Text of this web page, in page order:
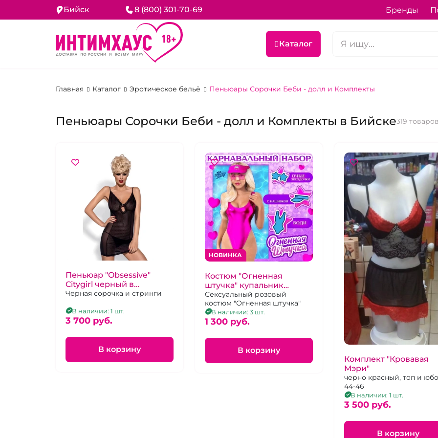
Бийск 8 (800) 301-70-69 Бренды
Каталог
Главная Каталог Эротическое бельё Пеньюары Сорочки Беби - долл и Комплекты
Пеньюары Сорочки Беби - долл и Комплекты в Бийске319
Пеньюар "Obsessive"
Citygirl черный в
вертикальную полоску
Черная сорочка и стринги
В наличии: 1 шт.
3 700 pуб.
В корзину
НОВИНКА
Костюм "Огненная
штучка" купальник
розовый металлик
козырек и очки
Сексуальный розовый
костюм "Огненная штучка"
В наличии: 3 шт.
1 300 pуб.
В корзину
Комплект "Кровавая
Мэри"
черно красный, топ и
44-46
В наличии: 1 шт.
3 500 pуб.
В корзину